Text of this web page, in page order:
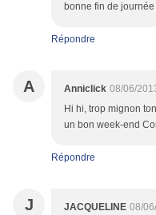
bonne fin de journée
Répondre
A Anniclick 08/06/
Hi hi, trop mignon
un bon week-end
Répondre
J JACQUELINE 08/